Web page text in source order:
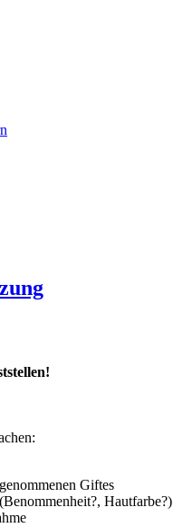
Giftes
Hautfarbe?)